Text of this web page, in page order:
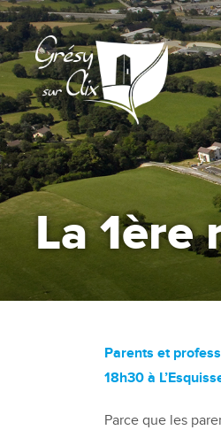
La 1ère
Parents et
18h30 à
Parce que les